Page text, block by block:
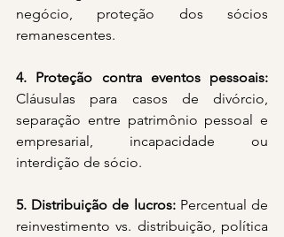
negócio, proteção dos sócios
remanescentes.
Cláusulas para casos de divórcio,
separação entre patrimônio pessoal e
empresarial, incapacidade ou
interdição de sócio.
5. Distribuição de lucros: Percentual de
reinvestimento vs. distribuição, política